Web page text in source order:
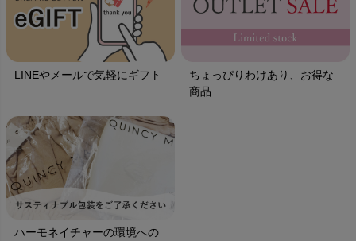
LINEやメールで気軽にギフト
ちょっぴりわけあり、お得な
商品
ハーモネイチャーの環境への